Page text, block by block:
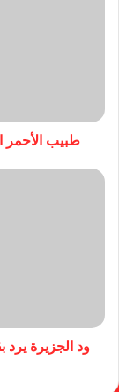
طبيب الأحمر
ود الجزيرة يرد